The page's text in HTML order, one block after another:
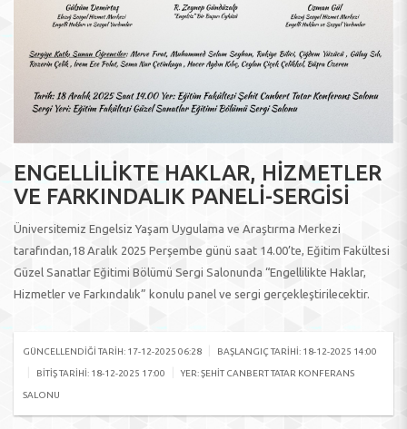
ENGELLİLİKTE HAKLAR, HİZMETLER
VE FARKINDALIK PANELİ-SERGİSİ
Üniversitemiz Engelsiz Yaşam Uygulama ve Araştırma Merkezi
tarafından,18 Aralık 2025 Perşembe günü saat 14.00’te, Eğitim Fakültesi
Güzel Sanatlar Eğitimi Bölümü Sergi Salonunda “Engellilikte Haklar,
Hizmetler ve Farkındalık” konulu panel ve sergi gerçekleştirilecektir.
GÜNCELLENDIĞI TARIH: 17-12-2025 06:28 BAŞLANGIÇ TARIHI: 18-12-2025 14:00
BITIŞ TARIHI: 18-12-2025 17:00 YER: ŞEHIT CANBERT TATAR KONFERANS
SALONU